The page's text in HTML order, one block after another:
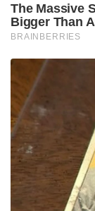
The Massive
Bigger Than
BRAINBERRIES